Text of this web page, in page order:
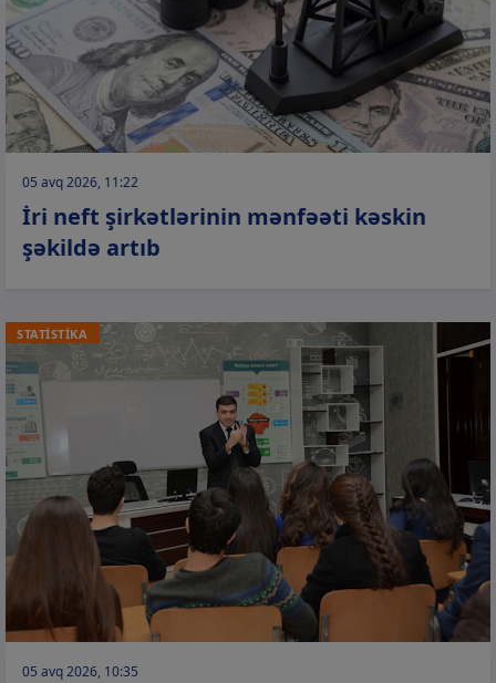
05 avq 2026, 11:22
İri neft şirkətlərinin mənfəəti kəskin
şəkildə artıb
STATİSTİKA
05 avq 2026, 10:35